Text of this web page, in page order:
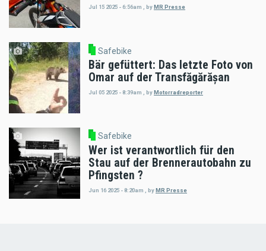
Jul 15 2025 - 6:56am byMR Presse
Safebike
Bär gefüttert: Das letzte Foto von
Omar auf der Transfăgărășan
Jul 05 2025 - 8:39am byMotorradreporter
Safebike
Wer ist verantwortlich für den
Stau auf der Brennerautobahn zu
Pfingsten ?
Jun 16 2025 - 8:20am byMR Presse